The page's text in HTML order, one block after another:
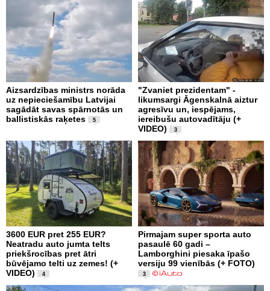
Aizsardzības ministrs norāda
uz nepieciešamību Latvijai
sagādāt savas spārnotās un
ballistiskās raķetes
5
"Zvaniet prezidentam" -
likumsargi Āgenskalnā aiztur
agresīvu un, iespējams,
iereibušu autovadītāju (+
VIDEO)
3
3600 EUR pret 255 EUR?
Neatradu auto jumta telts
priekšrocības pret ātri
būvējamo telti uz zemes! (+
VIDEO)
4
Pirmajam super sporta auto
pasaulē 60 gadi –
Lamborghini piesaka īpašo
versiju 99 vienībās (+ FOTO)
3